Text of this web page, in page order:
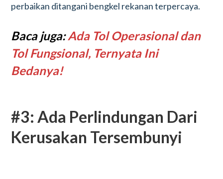
perbaikan ditangani bengkel rekanan terpercaya.
Baca juga:Ada Tol Operasional dan
Tol Fungsional, Ternyata Ini
Bedanya!
#3: Ada Perlindungan Dari
Kerusakan Tersembunyi